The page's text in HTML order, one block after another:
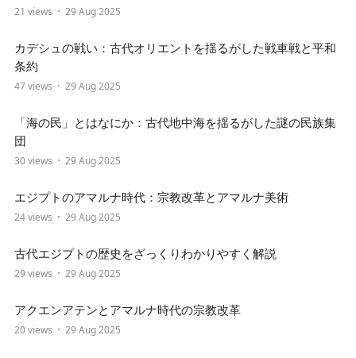
21 views 29 Aug 2025
カデシュの戦い：古代オリエントを揺るがした戦車戦と平和
条約
47 views 29 Aug 2025
「海の民」とはなにか：古代地中海を揺るがした謎の民族集
団
30 views 29 Aug 2025
エジプトのアマルナ時代：宗教改革とアマルナ美術
24 views 29 Aug 2025
古代エジプトの歴史をざっくりわかりやすく解説
29 views 29 Aug 2025
アクエンアテンとアマルナ時代の宗教改革
20 views 29 Aug 2025